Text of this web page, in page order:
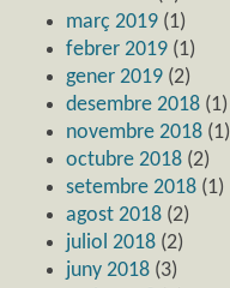
març 2019 (1)
febrer 2019 (1)
gener 2019 (2)
desembre 2018 (1)
novembre 2018 (1)
octubre 2018 (2)
setembre 2018 (1)
agost 2018 (2)
juliol 2018 (2)
juny 2018 (3)